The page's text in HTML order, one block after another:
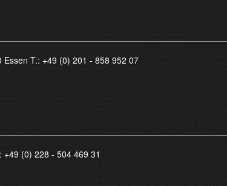
Essen T.: +49 (0) 201 - 858 952 07
+49 (0) 228 - 504 469 31